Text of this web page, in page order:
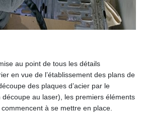
au point de tous les détails
en vue de l’établissement des plans de
des plaques d’acier par le
découpe au laser), les premiers éléments
à se mettre en place.